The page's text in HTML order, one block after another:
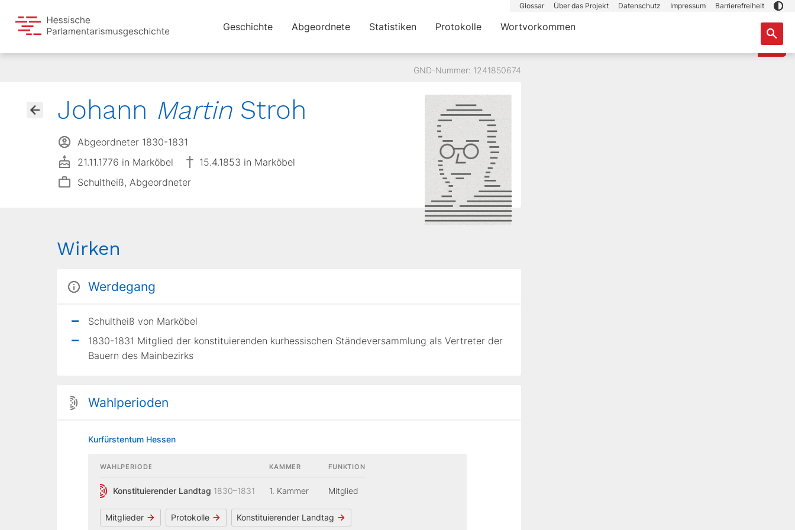
Glossar Über das Projekt Datenschutz Impressum Barrierefreiheit
Geschichte Abgeordnete Statistiken Protokolle Wortvorkommen
GND-Nummer: 1241850674
Johann MartinStroh
Abgeordneter 1830-1831
21.11.1776 in Marköbel
15.4.1853 in Marköbel
Schultheiß, Abgeordneter
Wirken
Werdegang
Schultheiß von Marköbel
1830-1831 Mitglied der konstituierenden kurhessischen Ständeversammlung als Vertreter der
Bauern des Mainbezirks
Wahlperioden
Kurfürstentum Hessen
WAHLPERIODE
Konstituierender Landtag 1830–1831
KAMMER
1. Kammer
FUNKTION
Mitglied
Mitglieder Protokolle Konstituierender Landtag